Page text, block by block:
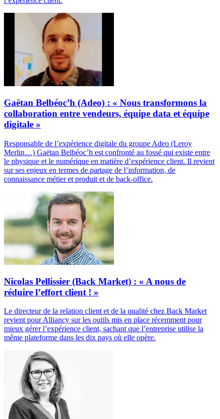
Gaëtan Belbéoc’h (Adeo) : « Nous transformons la
collaboration entre vendeurs, équipe data et équipe
digitale »
Responsable de l’expérience digitale du groupe Adeo (Leroy
Merlin…) Gaëtan Belbéoc’h est confronté au fossé qui existe entre
le physique et le numérique en matière d’expérience client. Il revient
sur ses enjeux en termes de partage de l’information, de
connaissance métier et produit et de back-office.
Nicolas Pellissier (Back Market) : « A nous de
réduire l’effort client ! »
Le directeur de la relation client et de la qualité chez Back Market
revient pour Alliancy sur les outils mis en place récemment pour
mieux gérer l’expérience client, sachant que l’entreprise utilise la
même plateforme dans les dix pays où elle opère.